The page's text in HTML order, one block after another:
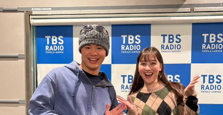
お知らせ
イベント・グッズ
YouTube
会社情報